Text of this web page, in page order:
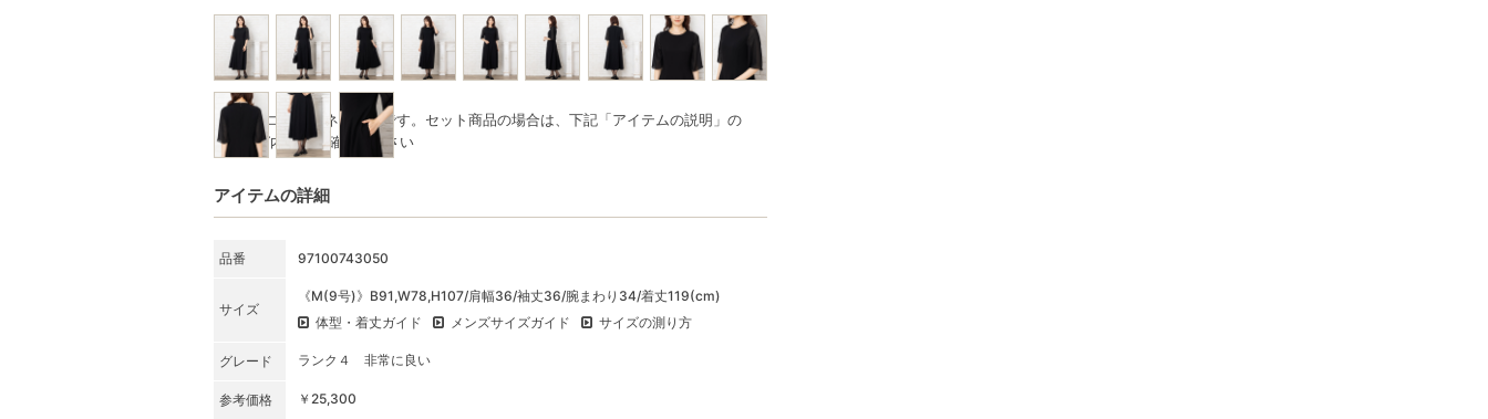
※写真はコーディネート例です。セット商品の場合は、下記「アイテムの説明」の
★SET内容をご確認ください
アイテムの詳細
品番 97100743050
サイズ
《M(9号)》B91,W78,H107/肩幅36/袖丈36/腕まわり34/着丈119(cm)
体型・着丈ガイド
メンズサイズガイド サイズの測り方
グレード ランク４ 非常に良い
参考価格 ￥25,300